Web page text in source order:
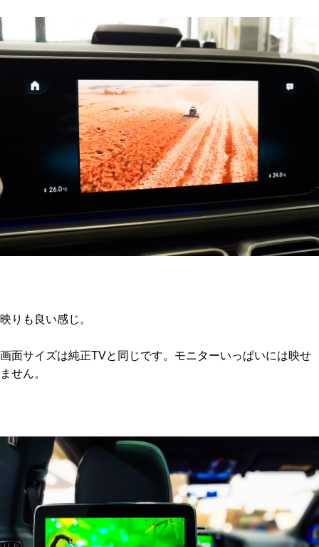
映りも良い感じ。
画面サイズは純正TVと同じです。モニターいっぱいには映せ
ません。